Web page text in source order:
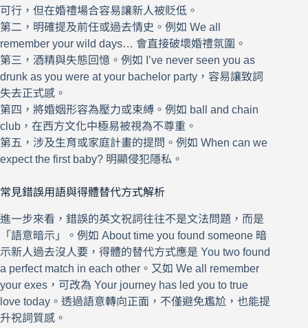
可行，但在婚禮場合容易讓新人被貶低。
第二，明確提及前任或過去情史。例如 We all
remember your wild days… 會直接破壞婚禮氛圍。
第三，酒精與失態回憶。例如 I’ve never seen you as
drunk as you were at your bachelor party，容易讓致詞
失去正式感。
第四，將婚姻形容為壓力或束縛。例如 ball and chain
club，在西方文化中極易被視為不尊重。
第五，涉及生育或家庭計畫的提問。例如 When can we
expect the first baby? 明顯侵犯隱私。
常見錯誤用語與得體替代方式解析
進一步來看，錯誤的英文祝詞往往不是文法問題，而是
「語意暗示」。例如 About time you found someone 暗
示新人過去沒人要，得體的替代方式應是 You two found
a perfect match in each other。又如 We all remember
your exes，可改為 Your journey has led you to true
love today。透過語意轉向正面，不僅避免尷尬，也能提
升祝詞質感。